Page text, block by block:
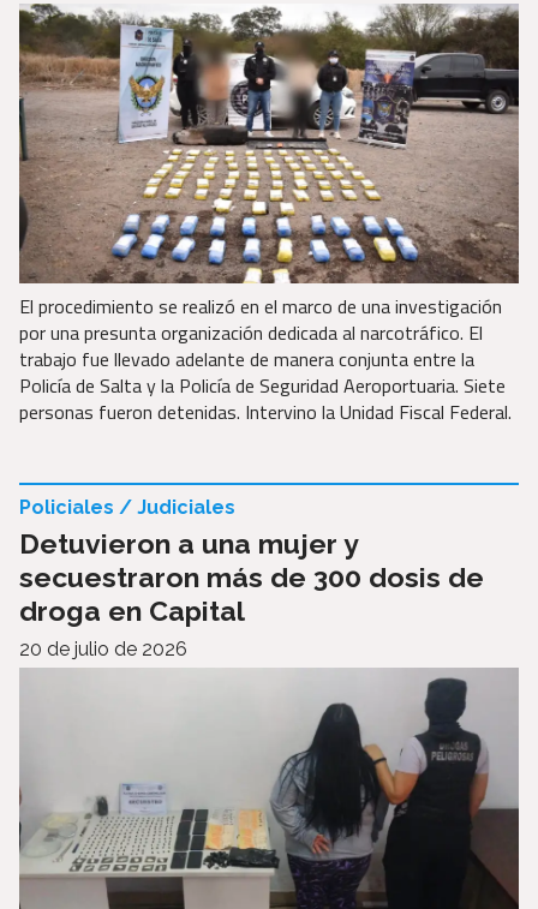
El procedimiento se realizó en el marco de una investigación
por una presunta organización dedicada al narcotráfico. El
trabajo fue llevado adelante de manera conjunta entre la
Policía de Salta y la Policía de Seguridad Aeroportuaria. Siete
personas fueron detenidas. Intervino la Unidad Fiscal Federal.
Detuvieron a una mujer y
secuestraron más de 300 dosis de
droga en Capital
Policiales / Judiciales
20 de julio de 2026